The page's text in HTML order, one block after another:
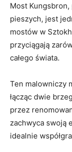
Most
pieszych, jest
⁤mostów w
przyciągają
⁣całego świata.
Ten malowniczy
łącząc dwie
przez‍
zachwyca swoją
idealnie